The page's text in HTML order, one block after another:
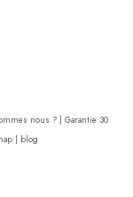
nous ? | Garantie 30
| blog